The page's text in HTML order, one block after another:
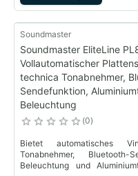
Soundmaster
Soundmaster EliteLine
Vollautomatischer
technica Tonabnehmer,
Sendefunktion,
Beleuchtung
0
Bietet automatisches
Tonabnehmer, Bluetooth-
Beleuchtung und